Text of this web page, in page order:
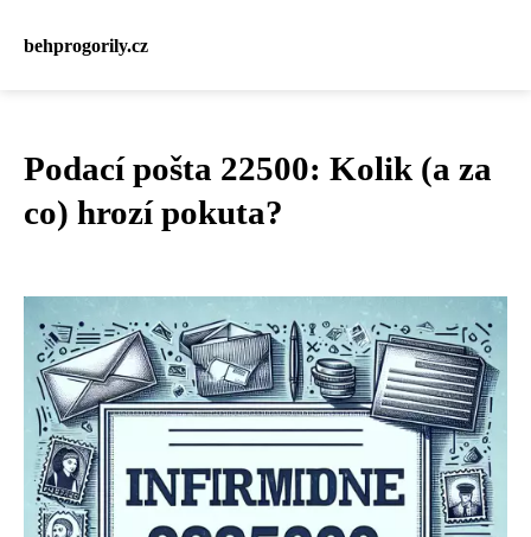
behprogorily.cz
Podací pošta 22500: Kolik (a za
co) hrozí pokuta?